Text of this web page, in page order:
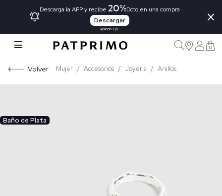
Descarga la APP y recibe 20%Dcto en una compra
Descargar
Aplican TyC
×
0
Volver Mujer Accesorios Joyeria Anillos
Baño de Plata